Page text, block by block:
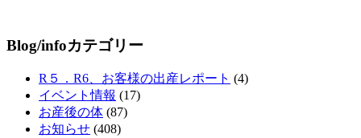
Blog/infoカテゴリー
R５．R6、お客様の出産レポート (4)
イベント情報 (17)
お産後の体 (87)
お知らせ (408)